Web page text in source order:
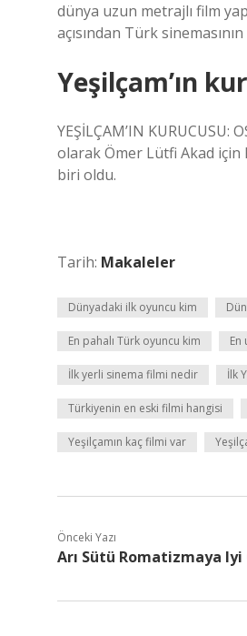
dünya uzun metrajlı film
açısından Türk
Yeşilçam’ın
YEŞİLÇAM’IN KURUCUSU:
olarak Ömer Lütfi Akad için
biri oldu.
Tarih: Makaleler
Dünyadaki ilk oyuncu kim
En pahalı Türk oyuncu kim En
İlk yerli sinema filmi nedir İlk
Türkiyenin en eski filmi hangisi
Yeşilçamın kaç filmi var
Önceki Yazı
Arı Sütü Romatizmaya